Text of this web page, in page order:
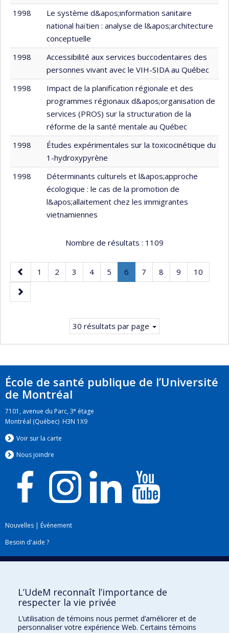
1998
Le système d&apos;information sanitaire
national haïtien : analyse de l&apos;architecture
conceptuelle
1998
Accessibilité aux services buccodentaires des
personnes vivant avec le VIH-SIDA au Québec
1998
Impact de la planification régionale et des
programmes régionaux d&apos;organisation de
services (PROS) sur la structuration de la
réforme de la santé mentale au Québec
1998
Études expérimentales sur la toxicocinétique du
1-hydroxypyrène
1998
Déterminants culturels et l&apos;approche
écologique : le cas de la promotion de
l&apos;allaitement chez les immigrantes
vietnamiennes
Nombre de résultats : 1109
Page
précédente
Page
1 Page
2 Page
3 Page
4 Page
5 Page
6
Page
Page
7 Page
8 Page
9 Page
10
Page
suivante
30 résultats par page
École de santé publique de l’Université
de Montréal
7101, avenue du Parc, 3e étage
Montréal (Québec) H3N 1X9
Voir sur la carte
Nous joindre
Nouvelles | Événement
Besoin d'aide ?
Plan du site|Accessibilité
Téléchargez les logos de l'ESPUM
L’UdeM reconnaît l’importance de
respecter la vie privée
L’utilisation de témoins nous permet d’améliorer et de
personnaliser votre expérience Web. Certains témoins